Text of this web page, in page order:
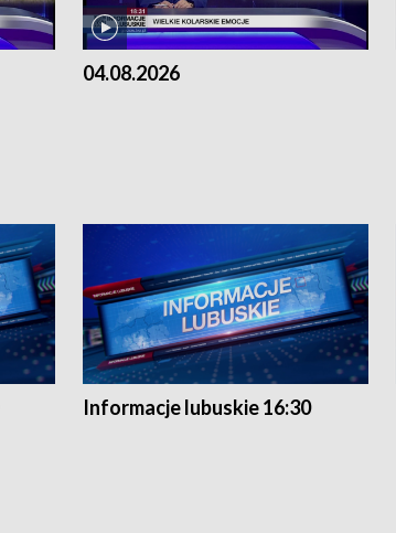
04.08.2026
Informacje lubuskie 16:30